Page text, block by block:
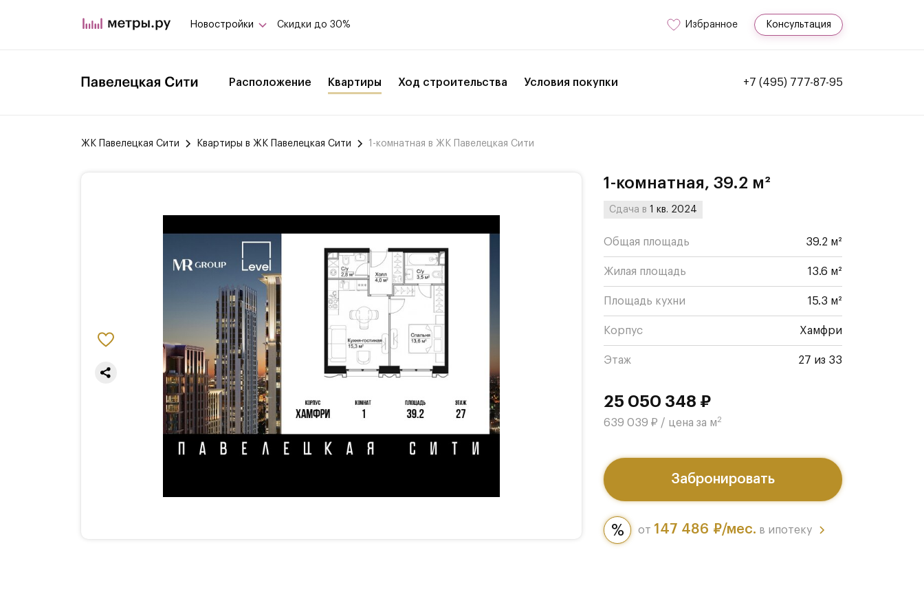
Новостройки Скидки до 30% Избранное Консультация
Расположение Квартиры Ход строительства Условия покупки +7 (495) 777-87-95
ЖК Павелецкая Сити Квартиры в ЖК Павелецкая Сити 1-комнатная в ЖК Павелецкая Сити
1-комнатная, 39.2 м²
Сдача в1 кв. 2024
Общая площадь 39.2 м²
Жилая площадь 13.6 м²
Площадь кухни 15.3 м²
Корпус Хамфри
Этаж 27 из 33
25 050 348 ₽
639 039 ₽ / цена за м2
Забронировать
от 147 486 ₽/мес. в ипотеку